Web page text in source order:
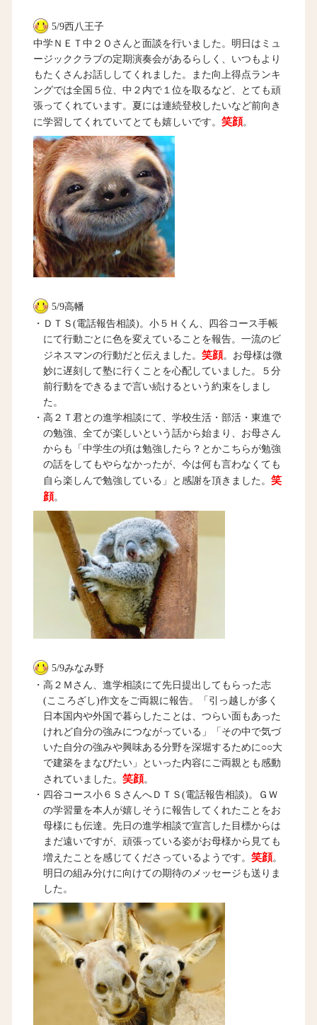
5/9西八王子
中学ＮＥＴ中２Ｏさんと面談を行いました。明日はミュ
ージッククラブの定期演奏会があるらしく、いつもより
もたくさんお話ししてくれました。また向上得点ランキ
ングでは全国５位、中２内で１位を取るなど、とても頑
張ってくれています。夏には連続登校したいなど前向き
に学習してくれていてとても嬉しいです。 笑顔。
5/9高幡
・ＤＴＳ(電話報告相談)。小５Ｈくん、四谷コース手帳
にて行動ごとに色を変えていることを報告。一流のビ
ジネスマンの行動だと伝えました。 笑顔。お母様は微
妙に遅刻して塾に行くことを心配していました。５分
前行動をできるまで言い続けるという約束をしまし
た。
・高２Ｔ君との進学相談にて、学校生活・部活・東進で
の勉強、全てが楽しいという話から始まり、お母さん
からも「中学生の頃は勉強したら？とかこちらが勉強
の話をしてもやらなかったが、今は何も言わなくても
自ら楽しんで勉強している」と感謝を頂きました。 笑
顔。
5/9みなみ野
・高２Ｍさん、進学相談にて先日提出してもらった志
(こころざし)作文をご両親に報告。「引っ越しが多く
日本国内や外国で暮らしたことは、つらい面もあった
けれど自分の強みにつながっている」「その中で気づ
いた自分の強みや興味ある分野を深堀するために○○大
で建築をまなびたい」といった内容にご両親とも感動
されていました。 笑顔。
・四谷コース小６ＳさんへＤＴＳ(電話報告相談)。ＧＷ
の学習量を本人が嬉しそうに報告してくれたことをお
母様にも伝達。先日の進学相談で宣言した目標からは
まだ遠いですが、頑張っている姿がお母様から見ても
増えたことを感じてくださっているようです。 笑顔。
明日の組み分けに向けての期待のメッセージも送りま
した。